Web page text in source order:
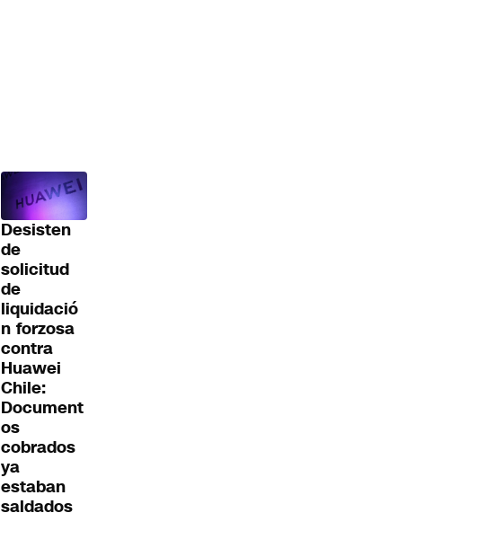
Desisten
de
solicitud
de
liquidació
n forzosa
contra
Huawei
Chile:
Document
os
cobrados
ya
estaban
saldados